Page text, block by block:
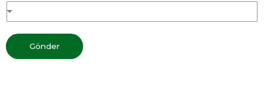
Gönder